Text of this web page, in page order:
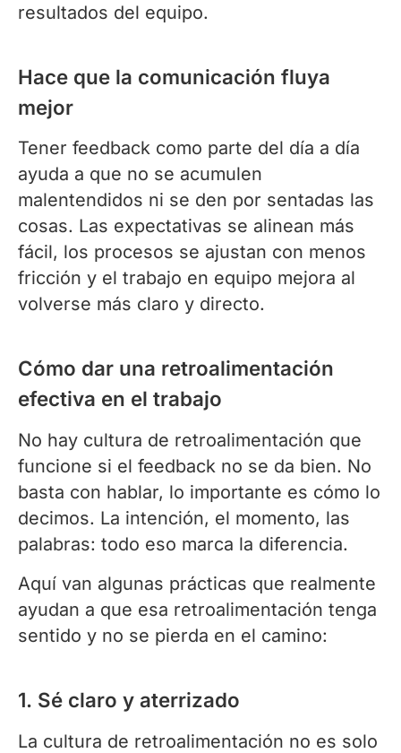
resultados del equipo.
Hace que la comunicación fluya
mejor
Tener feedback como parte del día a día
ayuda a que no se acumulen
malentendidos ni se den por sentadas las
cosas. Las expectativas se alinean más
fácil, los procesos se ajustan con menos
fricción y el trabajo en equipo mejora al
volverse más claro y directo.
Cómo dar una retroalimentación
efectiva en el trabajo
No hay cultura de retroalimentación que
funcione si el feedback no se da bien. No
basta con hablar, lo importante es cómo lo
decimos. La intención, el momento, las
palabras: todo eso marca la diferencia.
Aquí van algunas prácticas que realmente
ayudan a que esa retroalimentación tenga
sentido y no se pierda en el camino:
1. Sé claro y aterrizado
La cultura de retroalimentación no es solo